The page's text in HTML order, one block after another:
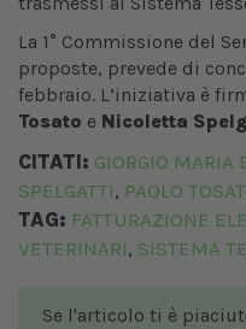
La 1° Commissione del
proposte, prevede di
febbraio. L’iniziativa è
Tosato e Nicoletta
CITATI: GIORGIO MARIA
SPELGATTI, PAOLO
TAG: FATTURAZIONE
VETERINARI, SISTEMA
Se l'articolo ti è